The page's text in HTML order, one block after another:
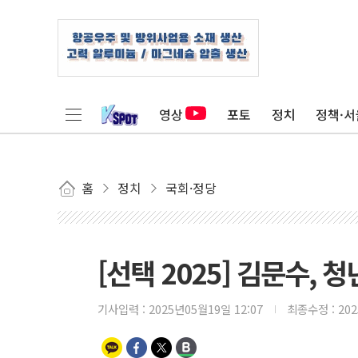
영상 포토 정치 정책·
홈 정치 국회·정당
[선택 2025] 김문수,
기사입력 : 2025년05월19일 12:07 최종수정 :